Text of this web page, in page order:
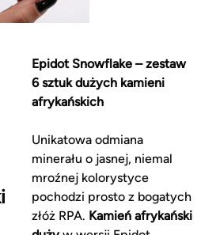
Epidot Snowflake – zestaw
6 sztuk dużych kamieni
afrykańskich
Unikatowa odmiana
minerału o jasnej, niemal
mroźnej kolorystyce
pochodzi prosto z bogatych
złóż RPA. Kamień afrykański